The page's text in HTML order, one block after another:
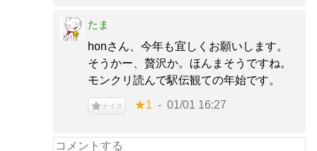
たま
honさん、今年も宜しくお願いします。
そうかー、贅沢か。ほんまそうですね。
モンクリ読んで駅伝観ての年始です。
ナイス ★1 01/01 16:27